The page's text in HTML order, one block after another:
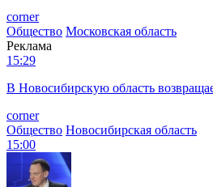
corner
Общество Московская область
Реклама
15:29
В Новосибирскую область
corner
Общество Новосибирская область
15:00